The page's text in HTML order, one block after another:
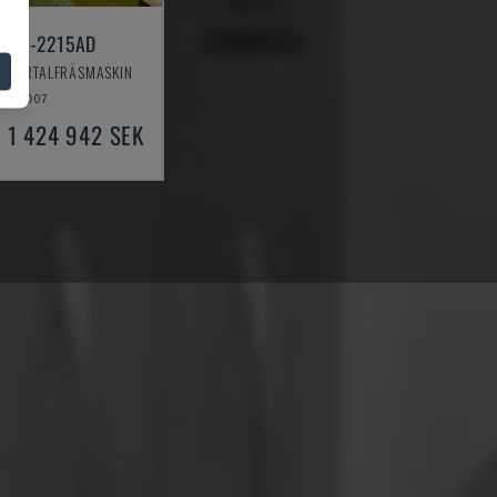
HSA-2215AD
2007
1 424 942 SEK